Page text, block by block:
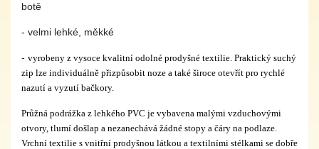
botě
- velmi lehké, měkké
- vyrobeny z vysoce kvalitní odolné prodyšné textilie. Praktický suchý
zip lze individuálně přizpůsobit noze a také široce otevřít pro rychlé
nazutí a vyzutí bačkory.
Průžná podrážka z lehkého PVC je vybavena malými vzduchovými
otvory, tlumí došlap a nezanechává žádné stopy a čáry na podlaze.
Vrchní textilie s vnitřní prodyšnou látkou a textilními stélkami se dobře